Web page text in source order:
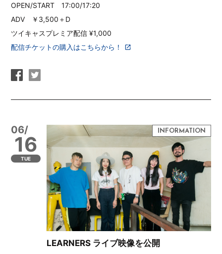
OPEN/START 17:00/17:20
ADV ￥3,500＋D
ツイキャスプレミア配信 ¥1,000
配信チケットの購入はこちらから！
06/
16
TUE
LEARNERS ライブ映像を公開